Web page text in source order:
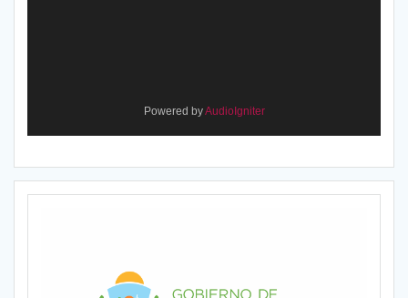
Powered byAudioIgniter